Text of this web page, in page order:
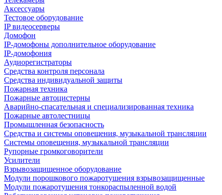
Аксессуары
Тестовое оборудование
IP видеосерверы
Домофон
IP-домофоны дополнительное оборудование
IP-домофония
Аудиорегистраторы
Средства контроля персонала
Средства индивидуальной защиты
Пожарная техника
Пожарные автоцистерны
Аварийно-спасательная и специализированная техника
Пожарные автолестницы
Промышленная безопасность
Средства и системы оповещения, музыкальной трансляции
Системы оповещения, музыкальной трансляции
Рупорные громкоговорители
Усилители
Взрывозащищенное оборудование
Модули порошкового пожаротушения взрывозащищенные
Модули пожаротушения тонкораспыленной водой